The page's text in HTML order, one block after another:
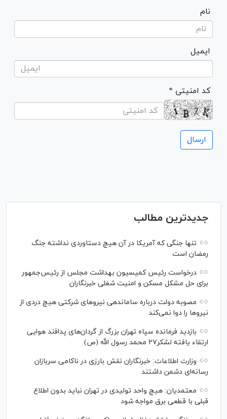
نام
ایمیل
* کد امنیتی
جدیدترین مطالب
تنها جنگی که آمریکا در آن هیچ دستاوردی نداشته جنگ
رمضان است
درخواست رئیس کمیسیون بهداشت مجلس از رئیس‌جمهور
برای حل مشکل مسکن و امنیت شغلی خبرنگاران
مصوبه دولت درباره ساماندهی نیرو‌های شرکتی هیچ دردی از
نیرو‌ها را دوا نمی‌کند
بازدید فرمانده سپاه تهران بزرگ از گردان‌های پدافند هوایی
ارتقاء یافته لشکر۲۷ محمد رسول الله (ص)
وزارت اطلاعات: خبرنگاران نقش بارزی در ناکامی سربازان
رسانه‌ای دشمن داشتند
معتمدیان: هیچ واحد تولیدی در تهران نباید بدون اطلاع
قبلی با قطعی برق مواجه شود